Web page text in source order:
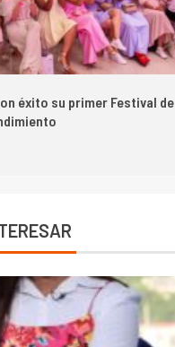
éxito su primer Festival de